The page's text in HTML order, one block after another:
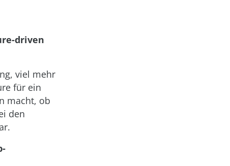
driven
viel mehr
für ein
macht, ob
den